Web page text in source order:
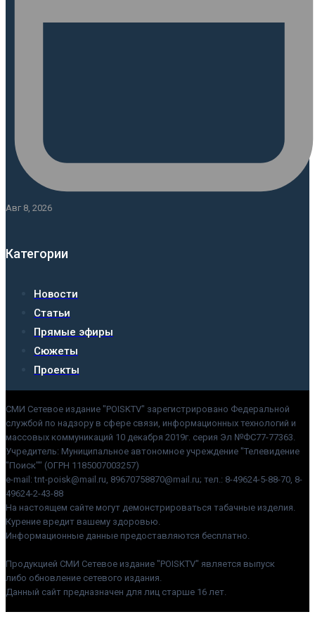
Авг 8, 2026
Категории
Новости
Статьи
Прямые эфиры
Сюжеты
Проекты
СМИ Сетевое издание "POISKTV" зарегистрировано Федеральной
службой по надзору в сфере связи, информационных технологий и
массовых коммуникаций 10 декабря 2019г. серия Эл №ФС77-77363.
Учредитель: Муниципальное автономное учреждение "Телевидение
"Поиск"" (ОГРН 1185007003257)
e-mail: tnt-poisk@mail.ru, 89670758870@mail.ru; тел.: 8-49624-5-88-70, 8-
49624-2-43-88
На настоящем сайте могут демонстрироваться табачные изделия.
Курение вредит вашему здоровью.
Информационные данные предоставляются бесплатно.
Продукцией СМИ Сетевое издание "POISKTV" является выпуск
либо обновление сетевого издания.
Данный сайт предназначен для лиц старше 16 лет.